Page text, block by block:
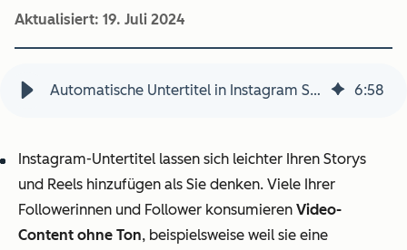
Aktualisiert: 19. Juli 2024
Automatische Untertitel in Instagram Storys erstellen 6:58
Instagram-Untertitel lassen sich leichter Ihren Storys
und Reels hinzufügen als Sie denken. Viele Ihrer
Followerinnen und Follower konsumieren Video-
Content ohne Ton, beispielsweise weil sie eine